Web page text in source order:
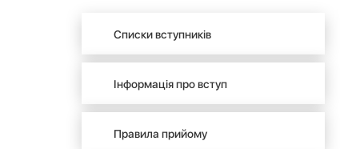
Списки вступників
Інформація про вступ
Правила прийому